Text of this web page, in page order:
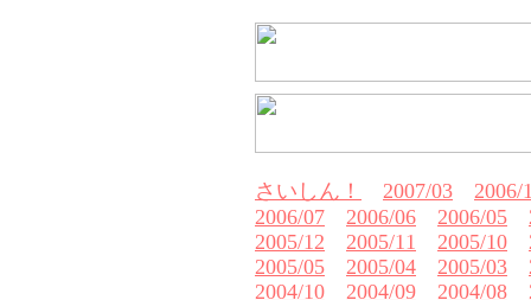
さいしん！ 2007/03
2006/
2006/07
2006/06 2006/05
2005/12
2005/11 2005/10
2005/05
2005/04 2005/03
2004/10
2004/09 2004/08